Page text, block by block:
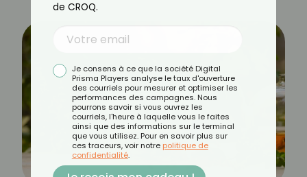
de CROQ.
Je consens à ce que la société Digital
Prisma Players analyse le taux d'ouverture
des courriels pour mesurer et optimiser les
performances des campagnes. Nous
pourrons savoir si vous ouvrez les
courriels, l'heure à laquelle vous le faites
ainsi que des informations sur le terminal
que vous utilisez. Pour en savoir plus sur
ces traceurs, voir notre politique de
confidentialité.